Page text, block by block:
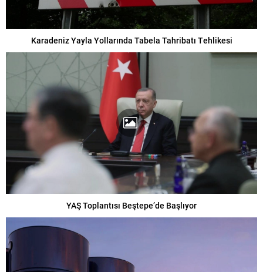
Karadeniz Yayla Yollarında Tabela Tahribatı Tehlikesi
YAŞ Toplantısı Beştepe’de Başlıyor